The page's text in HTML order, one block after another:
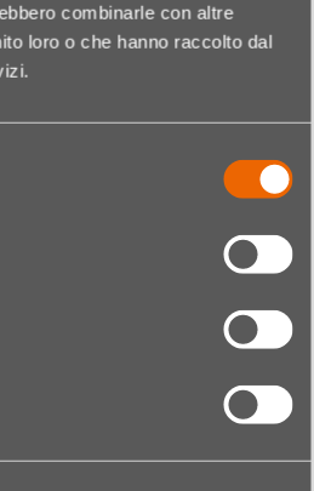
combinarle con altre
loro o che hanno raccolto dal
04290078004
BIGODINI ONDULAZIONE
BLU 01247 12PZ
ARANCIO 01248 12PZ